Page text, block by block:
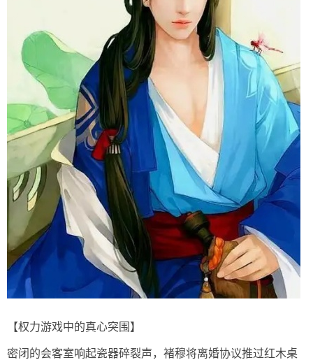
【权力游戏中的真心突围】
密闭的会客室响起瓷器碎裂声，褚穆将离婚协议推过红木桌